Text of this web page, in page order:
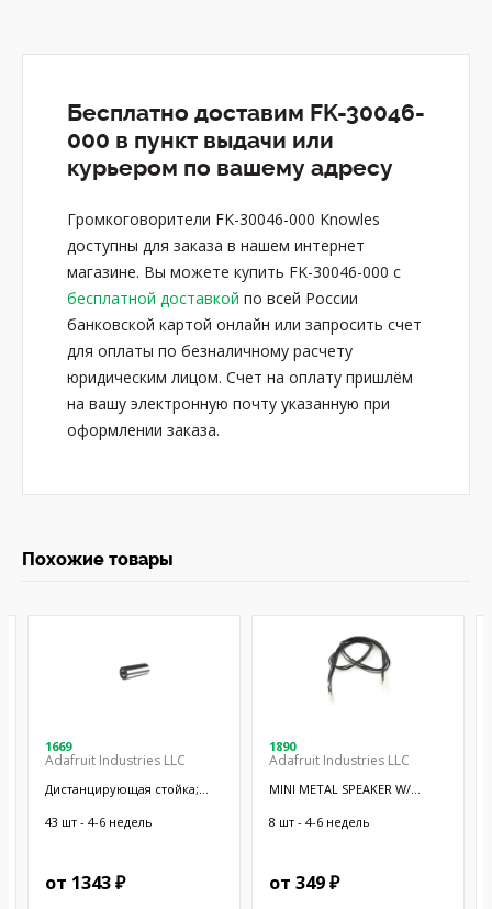
Бесплатно доставим FK-30046-
000 в пункт выдачи или
курьером по вашему адресу
Громкоговорители FK-30046-000 Knowles
доступны для заказа в нашем интернет
магазине. Вы можете купить FK-30046-000 с
бесплатной доставкой по всей России
банковской картой онлайн или запросить счет
для оплаты по безналичному расчету
юридическим лицом. Счет на оплату пришлём
на вашу электронную почту указанную при
оформлении заказа.
Похожие товары
1669
Adafruit Industries LLC
Дистанцирующая стойка;
латунь; никель
43 шт - 4-6 недель
от 1343 ₽
1890
Adafruit Industries LLC
MINI METAL SPEAKER W/
8 шт - 4-6 недель
от 349 ₽